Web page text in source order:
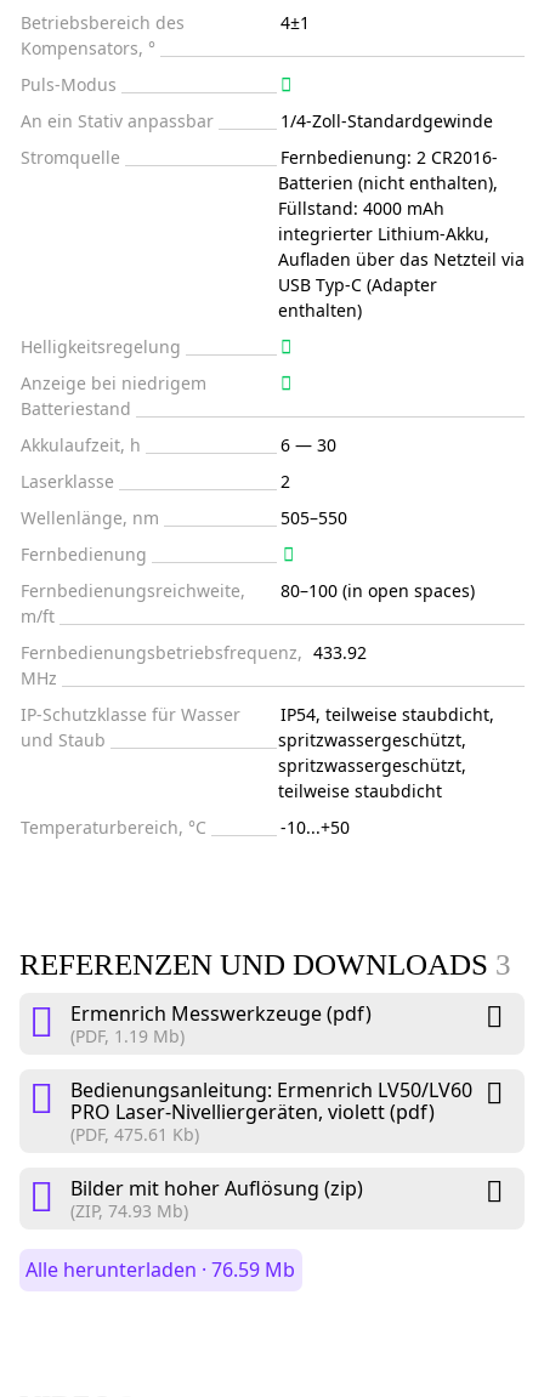
Betriebsbereich des
Kompensators, °
4±1
Puls-Modus
An ein Stativ anpassbar
1/4-Zoll-Standardgewinde
Stromquelle
Fernbedienung: 2 CR2016-
Batterien (nicht enthalten),
Füllstand: 4000 mAh
integrierter Lithium-Akku,
Aufladen über das Netzteil via
USB Typ-C (Adapter
enthalten)
Helligkeitsregelung
Anzeige bei niedrigem
Batteriestand
Akkulaufzeit, h
6 — 30
Laserklasse
2
Wellenlänge, nm
505–550
Fernbedienung
Fernbedienungsreichweite,
m/ft
80–100 (in open spaces)
Fernbedienungsbetriebsfrequenz,
MHz
433.92
IP-Schutzklasse für Wasser
und Staub
IP54, teilweise staubdicht,
spritzwassergeschützt,
spritzwassergeschützt,
teilweise staubdicht
Temperaturbereich, °C
-10...+50
REFERENZEN UND DOWNLOADS 3
Ermenrich Messwerkzeuge (pdf)
(PDF, 1.19 Mb)
Bedienungsanleitung: Ermenrich LV50/LV60
PRO Laser-Nivelliergeräten, violett (pdf)
(PDF, 475.61 Kb)
Bilder mit hoher Auflösung (zip)
(ZIP, 74.93 Mb)
Alle herunterladen · 76.59 Mb